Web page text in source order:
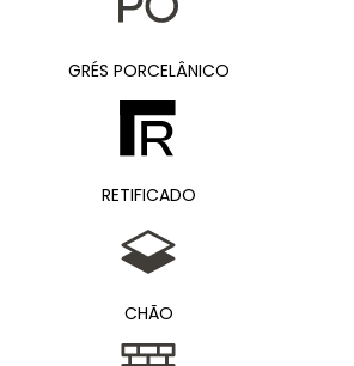
GRÉS PORCELÂNICO
RETIFICADO
CHÃO